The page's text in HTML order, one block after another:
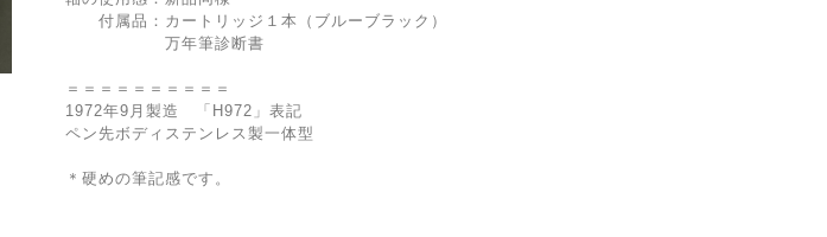
付属品：カートリッジ１本（ブルーブラック）
万年筆診断書
＝＝＝＝＝＝＝＝＝＝
1972年9月製造 「H972」表記
ペン先ボディステンレス製一体型
＊硬めの筆記感です。